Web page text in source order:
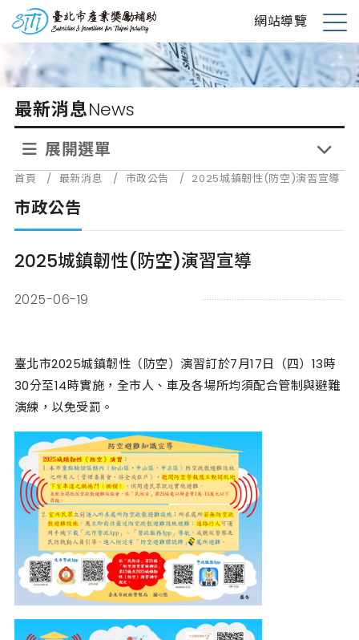
到
要
內
台北市產業獎勵補助 網站導覽
展
開
選
單
最新消息News
展開選單
首頁 / 最新消息 / 市政公告 / 2025城鎮韌性(防空)演習宣導
市政公告
2025城鎮韌性(防空)演習宣導
2025-06-19
臺北市2025城鎮韌性（防空）演習訂於7月17日（四）13時
30分至14時實施，全市人、車及各場所均須配合管制與避難
演練，以免受罰。